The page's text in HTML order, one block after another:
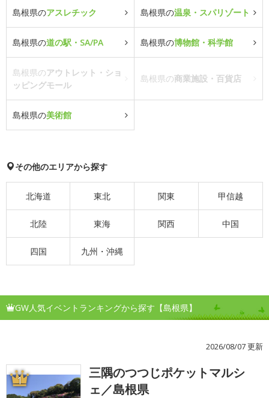
島根県のアスレチック 島根県の温泉・スパリゾート
島根県の道の駅・SA/PA 島根県の博物館・科学館
島根県のアウトレット・ショ
ッピングモール
島根県の商業施設・百貨店
島根県の美術館
その他のエリアから探す
北海道 東北 関東 甲信越
北陸 東海 関西 中国
四国 九州・沖縄
GW人気イベントランキングから探す【島根県】
2026/08/07 更新
1
三隅のつつじポケットマルシ
ェ／島根県